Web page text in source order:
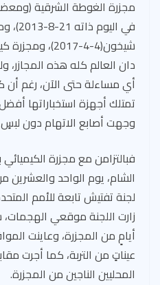
مجزرة الغوطة الشرقية
في
دان العالم كله هذه المجازر،
أي مساءلة حتى الآن، رغم أن
تمتلك أجهزة استخباراتها
وجهت أصابع الاتهام دون
فبالتزامن مع مجزرة
لجنة تفتيش تابعة للأمم
زارت اللجنة موقعي
أيامٍ من المجزرة، وعاينت
عيناتٍ من التربة، كما أجرت
المحليين الناجين من المجزرة.